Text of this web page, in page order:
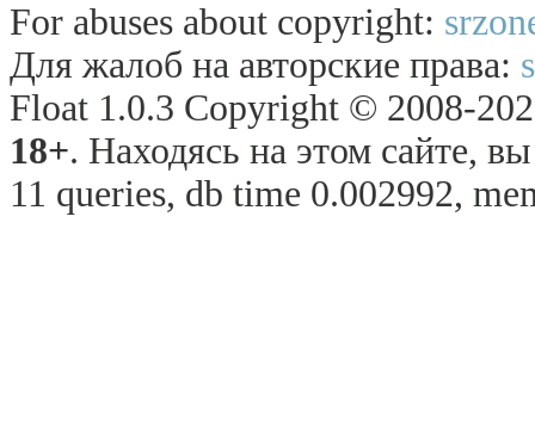
For abuses about copyright:
Для жалоб на авторские права:
Float 1.0.3 Copyright © 2008-
18+. Находясь на этом сайте,
11 queries, db time 0.002992,